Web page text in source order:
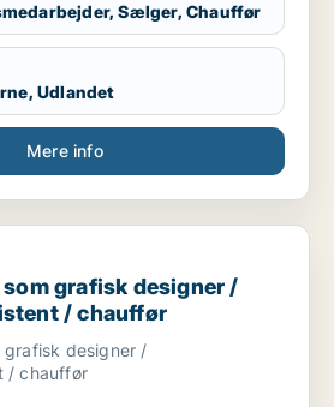
Sælger, Chauffør
Udlandet
Mere info
grafisk designer / rengøringsassistent /
grafisk designer /
/ chauffør
grafisk designer /
/ chauffør